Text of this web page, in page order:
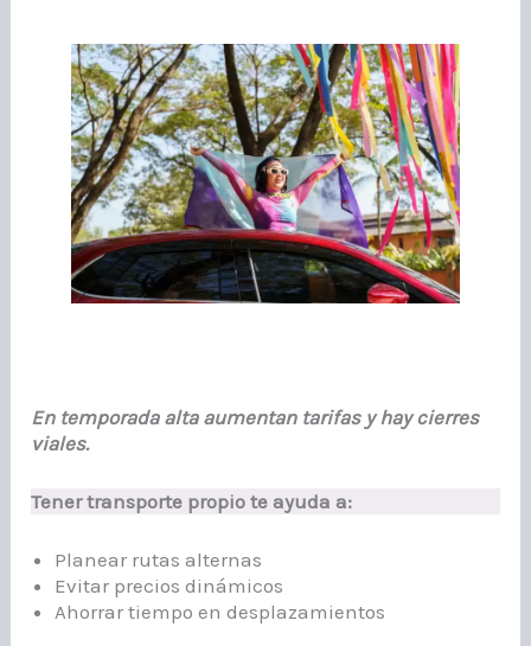
En temporada alta aumentan tarifas y hay cierres
viales.
Tener transporte propio te ayuda a:
Planear rutas alternas
Evitar precios dinámicos
Ahorrar tiempo en desplazamientos